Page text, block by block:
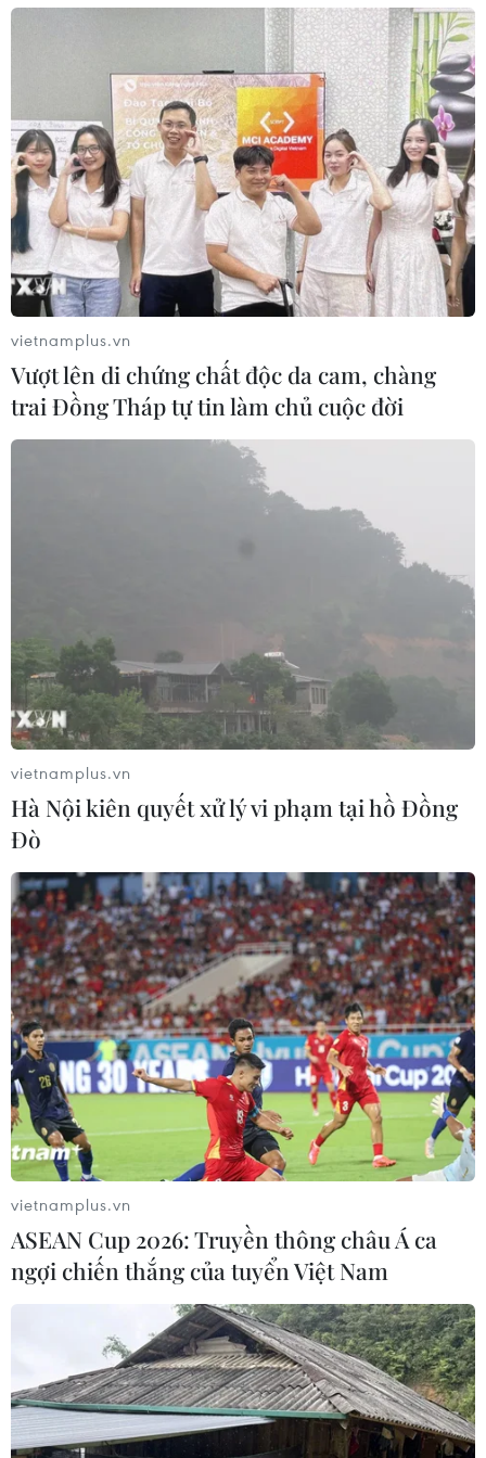
TIN CÙNG CHUYÊN MỤC
Ớt nhập khẩu từ Mexico khiến hàng
vietnamplus.vn
Vượt lên di chứng chất độc da cam, chàng
trai Đồng Tháp tự tin làm chủ cuộc đời
vietnamplus.vn
Hà Nội kiên quyết xử lý vi phạm tại hồ Đồng
Đò
vietnamplus.vn
ASEAN Cup 2026: Truyền thông châu Á ca
ngợi chiến thắng của tuyển Việt Nam